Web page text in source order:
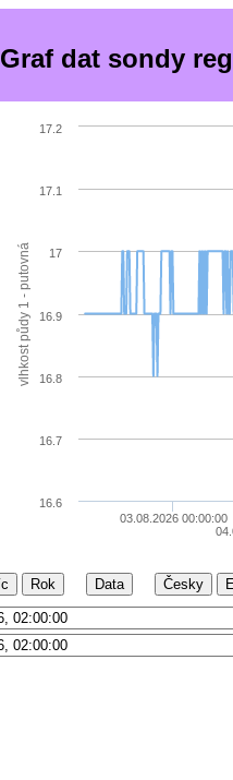
Graf dat sondy
vlhkost půdy 1 - putovná
03.08.2026 00:00:00
16.6
16.7
16.8
16.9
17
17.1
17.2
Rok Data Česky